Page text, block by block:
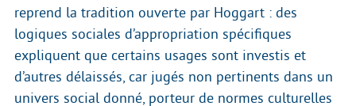
reprend la tradition ouverte par Hoggart : des
logiques sociales d’appropriation spécifiques
expliquent que certains usages sont investis et
d’autres délaissés, car jugés non pertinents dans un
univers social donné, porteur de normes culturelles